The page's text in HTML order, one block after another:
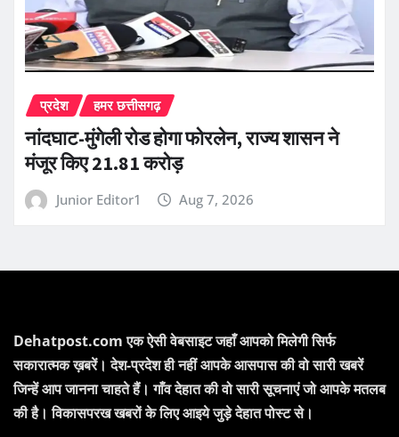
प्रदेश हमर छत्तीसगढ़
नांदघाट-मुंगेली रोड होगा फोरलेन, राज्य शासन ने
मंजूर किए 21.81 करोड़
Junior Editor1 Aug 7, 2026
Dehatpost.com एक ऐसी वेबसाइट जहाँ आपको मिलेगी सिर्फ
सकारात्मक ख़बरें। देश-प्रदेश ही नहीं आपके आसपास की वो सारी खबरें
जिन्हें आप जानना चाहते हैं। गाँव देहात की वो सारी सूचनाएं जो आपके मतलब
की है। विकासपरख खबरों के लिए आइये जुड़े देहात पोस्ट से।